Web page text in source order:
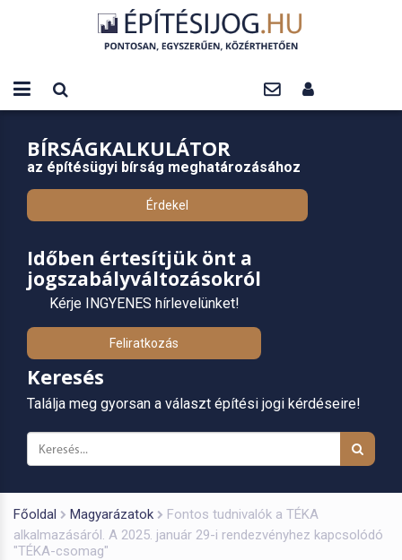
BÍRSÁGKALKULÁTOR
az építésügyi bírság meghatározásához
Érdekel
Időben értesítjük önt a
jogszabályváltozásokról
Kérje INGYENES hírlevelünket!
Feliratkozás
Keresés
Találja meg gyorsan a választ építési jogi kérdéseire!
Főoldal Magyarázatok
Fontos tudnivalók a TÉKA
alkalmazásáról. A 2025. január 29-i rendezvényhez kapcsolódó
"TÉKA-csomag"